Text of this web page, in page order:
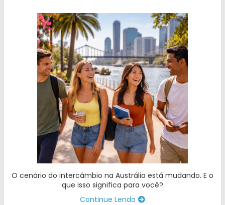
O cenário do intercâmbio na Austrália está mudando. E o
que isso significa para você?
Continue Lendo